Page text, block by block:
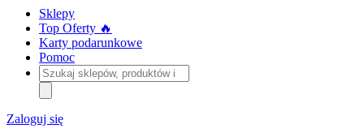
Sklepy
Top Oferty 🔥
Karty podarunkowe
Pomoc
Szukaj
sklepów,
produktów
i
kategorii
Zaloguj się